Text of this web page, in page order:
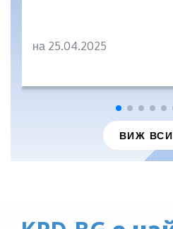
на 25.04.2025
ВИЖ